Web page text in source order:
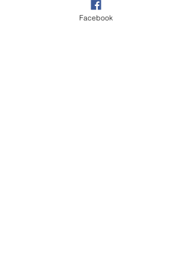
de to andre dyktige
kunstnerne i kroken. :)
Facebook